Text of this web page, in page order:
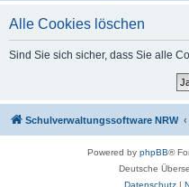
Alle Cookies löschen
Sind Sie sich sicher, dass Sie alle
Schulverwaltungssoftware NRW
Powered by phpBB®
Deutsche
Datenschutz|